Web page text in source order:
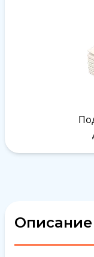
Описание